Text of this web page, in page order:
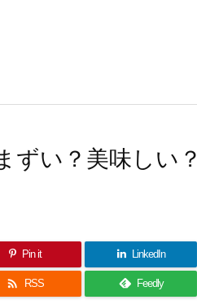
ずい？美味しい？
Pin it LinkedIn
 RSS Feedly